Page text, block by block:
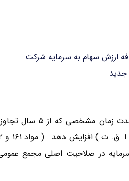
ارزش سهام به سرمایه شرکت
مجمع عمومی فوق العاده می تواند به هیات
در صلاحیت اصلی مجمع